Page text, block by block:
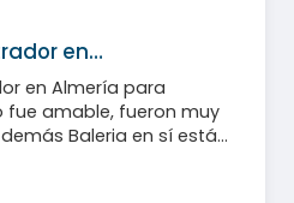
en…
en Almería para
fue amable, fueron muy
Baleria en sí está